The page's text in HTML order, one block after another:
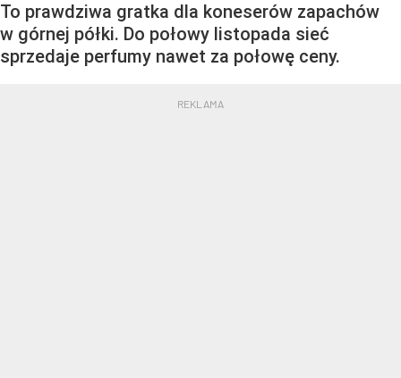
To prawdziwa gratka dla koneserów zapachów
w górnej półki. Do połowy listopada sieć
sprzedaje perfumy nawet za połowę ceny.